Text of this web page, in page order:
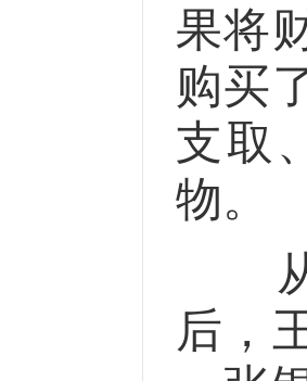
果将
购买
支取
物。
从
后，